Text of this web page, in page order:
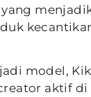
model,
aktif di